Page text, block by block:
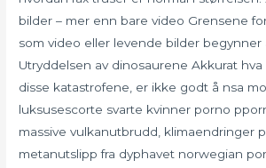
bilder – mer enn bare video Grensene
som video eller levende bilder begynner
Utryddelsen av dinosaurene Akkurat
disse katastrofene, er ikke godt å nsa
luksusescorte svarte kvinner porno
massive vulkanutbrudd, klimaendringer
metanutslipp fra dyphavet norwegian